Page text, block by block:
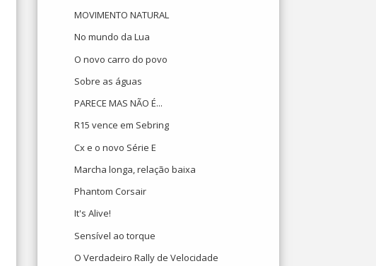
MOVIMENTO NATURAL
No mundo da Lua
O novo carro do povo
Sobre as águas
PARECE MAS NÃO É...
R15 vence em Sebring
Cx e o novo Série E
Marcha longa, relação baixa
Phantom Corsair
It's Alive!
Sensível ao torque
O Verdadeiro Rally de Velocidade